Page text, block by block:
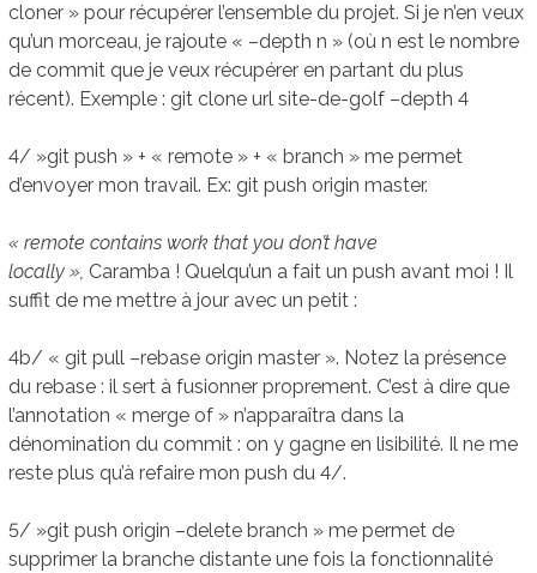
cloner » pour récupérer l’ensemble du projet. Si je n’en veux
qu’un morceau, je rajoute « –depth n » (où n est le nombre
de commit que je veux récupérer en partant du plus
récent). Exemple : git clone url site-de-golf –depth 4
4/ »git push » + « remote » + « branch » me permet
d’envoyer mon travail. Ex: git push origin master.
« remote contains work that you don’t have
locally », Caramba ! Quelqu’un a fait un push avant moi ! Il
suffit de me mettre à jour avec un petit :
4b/ « git pull –rebase origin master ». Notez la présence
du rebase : il sert à fusionner proprement. C’est à dire que
l’annotation « merge of » n’apparaîtra dans la
dénomination du commit : on y gagne en lisibilité. Il ne me
reste plus qu’à refaire mon push du 4/.
5/ »git push origin –delete branch » me permet de
supprimer la branche distante une fois la fonctionnalité